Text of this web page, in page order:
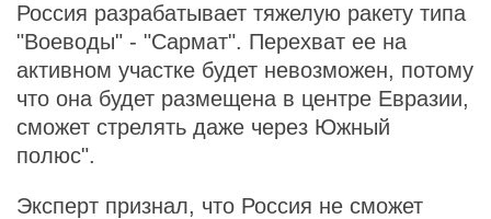
Россия разрабатывает тяжелую ракету типа
"Воеводы" - "Сармат". Перехват ее на
активном участке будет невозможен, потому
что она будет размещена в центре Евразии,
сможет стрелять даже через Южный
полюс".
Эксперт признал, что Россия не сможет